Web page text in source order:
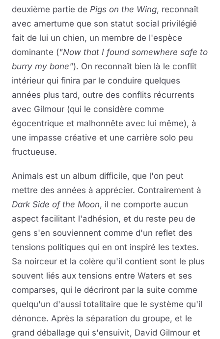
deuxième partie de Pigs on the Wing, reconnaît
avec amertume que son statut social privilégié
fait de lui un chien, un membre de l'espèce
dominante ("Now that I found somewhere safe to
burry my bone"). On reconnaît bien là le conflit
intérieur qui finira par le conduire quelques
années plus tard, outre des conflits récurrents
avec Gilmour (qui le considère comme
égocentrique et malhonnête avec lui même), à
une impasse créative et une carrière solo peu
fructueuse.
Animals est un album difficile, que l'on peut
mettre des années à apprécier. Contrairement à
Dark Side of the Moon, il ne comporte aucun
aspect facilitant l'adhésion, et du reste peu de
gens s'en souviennent comme d'un reflet des
tensions politiques qui en ont inspiré les textes.
Sa noirceur et la colère qu'il contient sont le plus
souvent liés aux tensions entre Waters et ses
comparses, qui le décriront par la suite comme
quelqu'un d'aussi totalitaire que le système qu'il
dénonce. Après la séparation du groupe, et le
grand déballage qui s'ensuivit, David Gilmour et